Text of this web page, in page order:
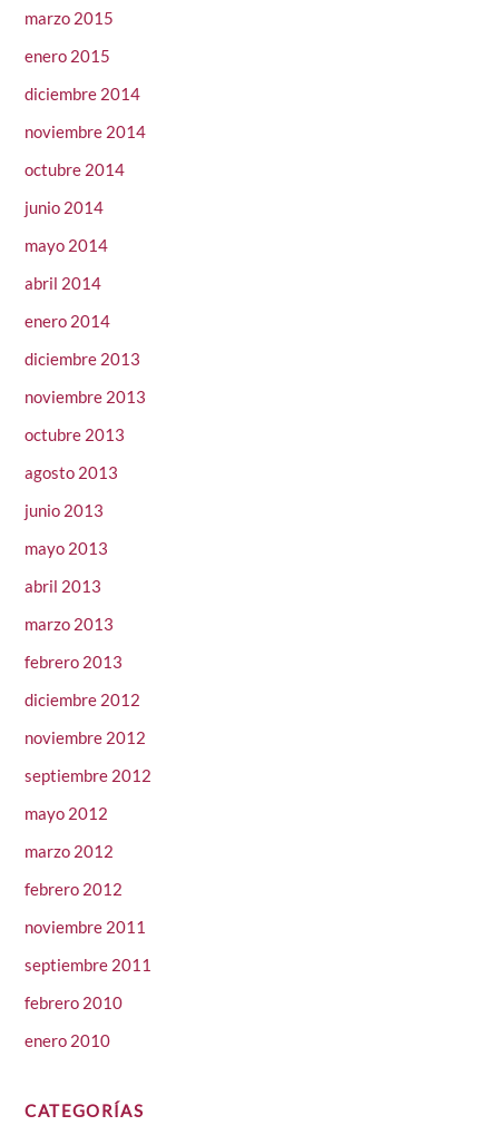
marzo 2015
enero 2015
diciembre 2014
noviembre 2014
octubre 2014
junio 2014
mayo 2014
abril 2014
enero 2014
diciembre 2013
noviembre 2013
octubre 2013
agosto 2013
junio 2013
mayo 2013
abril 2013
marzo 2013
febrero 2013
diciembre 2012
noviembre 2012
septiembre 2012
mayo 2012
marzo 2012
febrero 2012
noviembre 2011
septiembre 2011
febrero 2010
enero 2010
CATEGORÍAS